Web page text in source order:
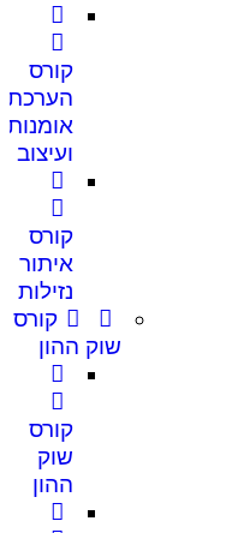
קורס
הערכת
אומנות
ועיצוב
קורס
איתור
נזילות
קורס
שוק ההון
קורס
שוק
ההון